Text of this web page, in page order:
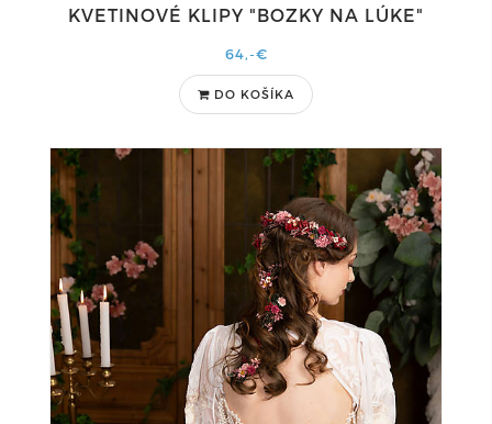
KVETINOVÉ KLIPY "BOZKY NA LÚKE"
64,-€
DO KOŠÍKA